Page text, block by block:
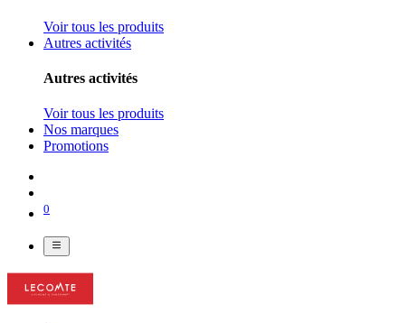
Voir tous les produits
Autres activités
Autres activités
Voir tous les produits
Nos marques
Promotions
0